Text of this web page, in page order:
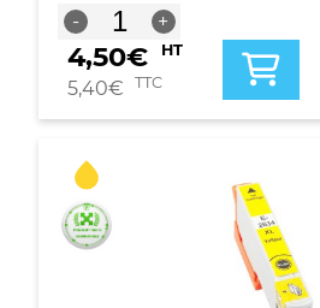
-
quantité
de
Cartouche
Premium
G&G
Epson
T2634
/
T2614
+
4,50€ HT
5,40€ TTC